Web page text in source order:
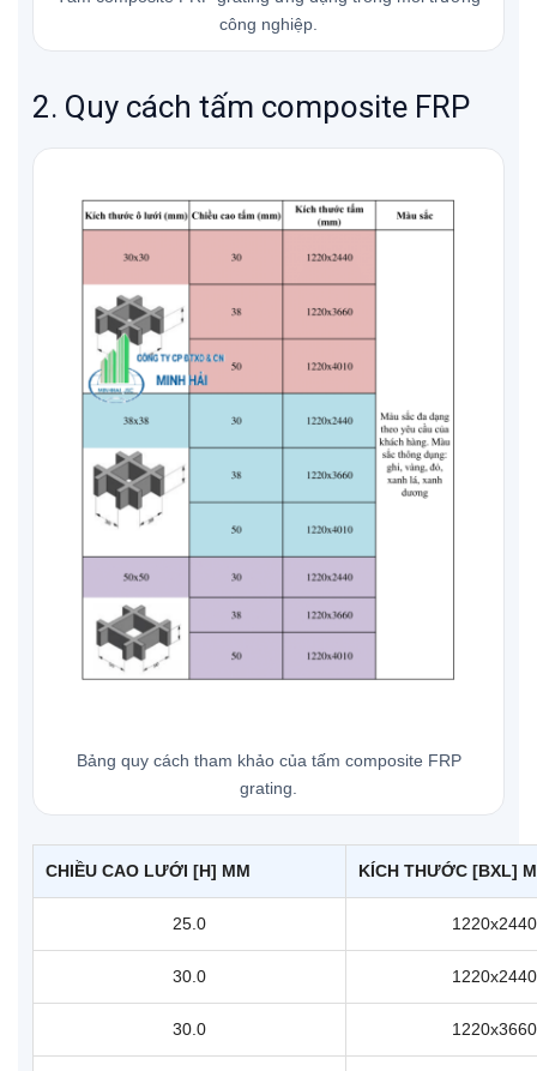
công nghiệp.
2. Quy cách tấm composite FRP
Bảng quy cách tham khảo của tấm composite FRP
grating.
CHIỀU CAO LƯỚI [H] MM KÍCH THƯỚC [BXL]
25.0 1220x2440
30.0 1220x2440
30.0 1220x3660